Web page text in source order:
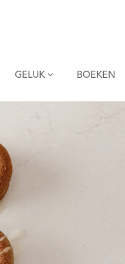
GELUK BOEKEN